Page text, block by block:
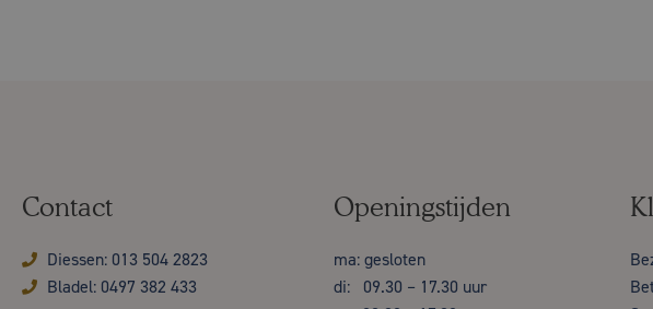
Contact
Diessen: 013 504 2823
Bladel: 0497 382 433
Openingstijden
ma: gesloten
di: 09.30 – 17.30 uur